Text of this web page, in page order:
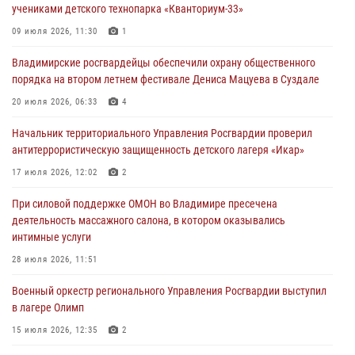
Во Владимирcкой области открыли профильную Росгвардейскую
27 июля 2026, 16:43 2
Владимирские росгвардейцы обеспечили охрану общественного
20 июля 2026, 06:33 4
Военнослужащий военного оркестра регионального Управления
105-летию Центрального округа
19 июля 2026, 11:17 7
Начальник территориального Управления Росгвардии проверил
17 июля 2026, 12:02 2
учениками детского технопарка «Кванториум-33»
09 июля 2026, 11:30 1
Владимирские росгвардейцы обеспечили охрану общественного
порядка на втором летнем фестивале Дениса Мацуева в Суздале
20 июля 2026, 06:33 4
Начальник территориального Управления Росгвардии проверил
антитеррористическую защищенность детского лагеря «Икар»
17 июля 2026, 12:02 2
При силовой поддержке ОМОН во Владимире пресечена
деятельность массажного салона, в котором оказывались
интимные услуги
28 июля 2026, 11:51
Военный оркестр регионального Управления Росгвардии выступил
в лагере Олимп
15 июля 2026, 12:35 2